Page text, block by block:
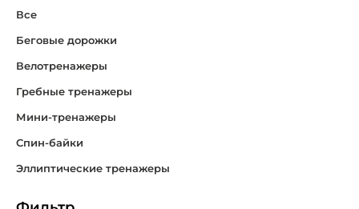
Все
Беговые дорожки
Велотренажеры
Гребные тренажеры
Мини-тренажеры
Спин-байки
Эллиптические тренажеры